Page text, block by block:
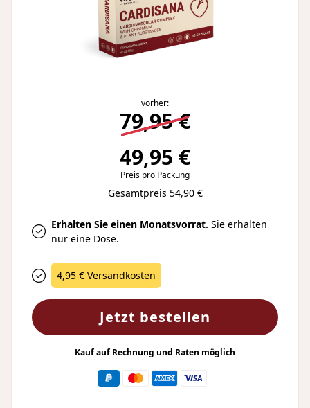
vorher:
79,95 €
49,95 €
Preis pro Packung
Gesamtpreis 54,90 €
Erhalten Sie einen Monatsvorrat. Sie erhalten
nur eine Dose.
4,95 € Versandkosten
Jetzt bestellen
Kauf auf Rechnung und Raten möglich